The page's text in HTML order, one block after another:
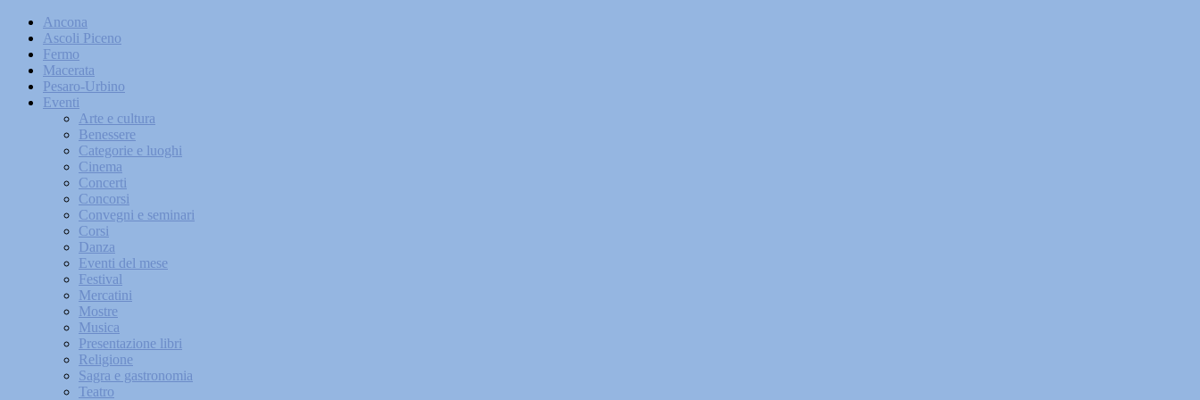
Ancona
Ascoli Piceno
Fermo
Macerata
Pesaro-Urbino
Eventi
Arte e cultura
Benessere
Categorie e luoghi
Cinema
Concerti
Concorsi
Convegni e seminari
Corsi
Danza
Eventi del mese
Festival
Mercatini
Mostre
Musica
Presentazione libri
Religione
Sagra e gastronomia
Teatro